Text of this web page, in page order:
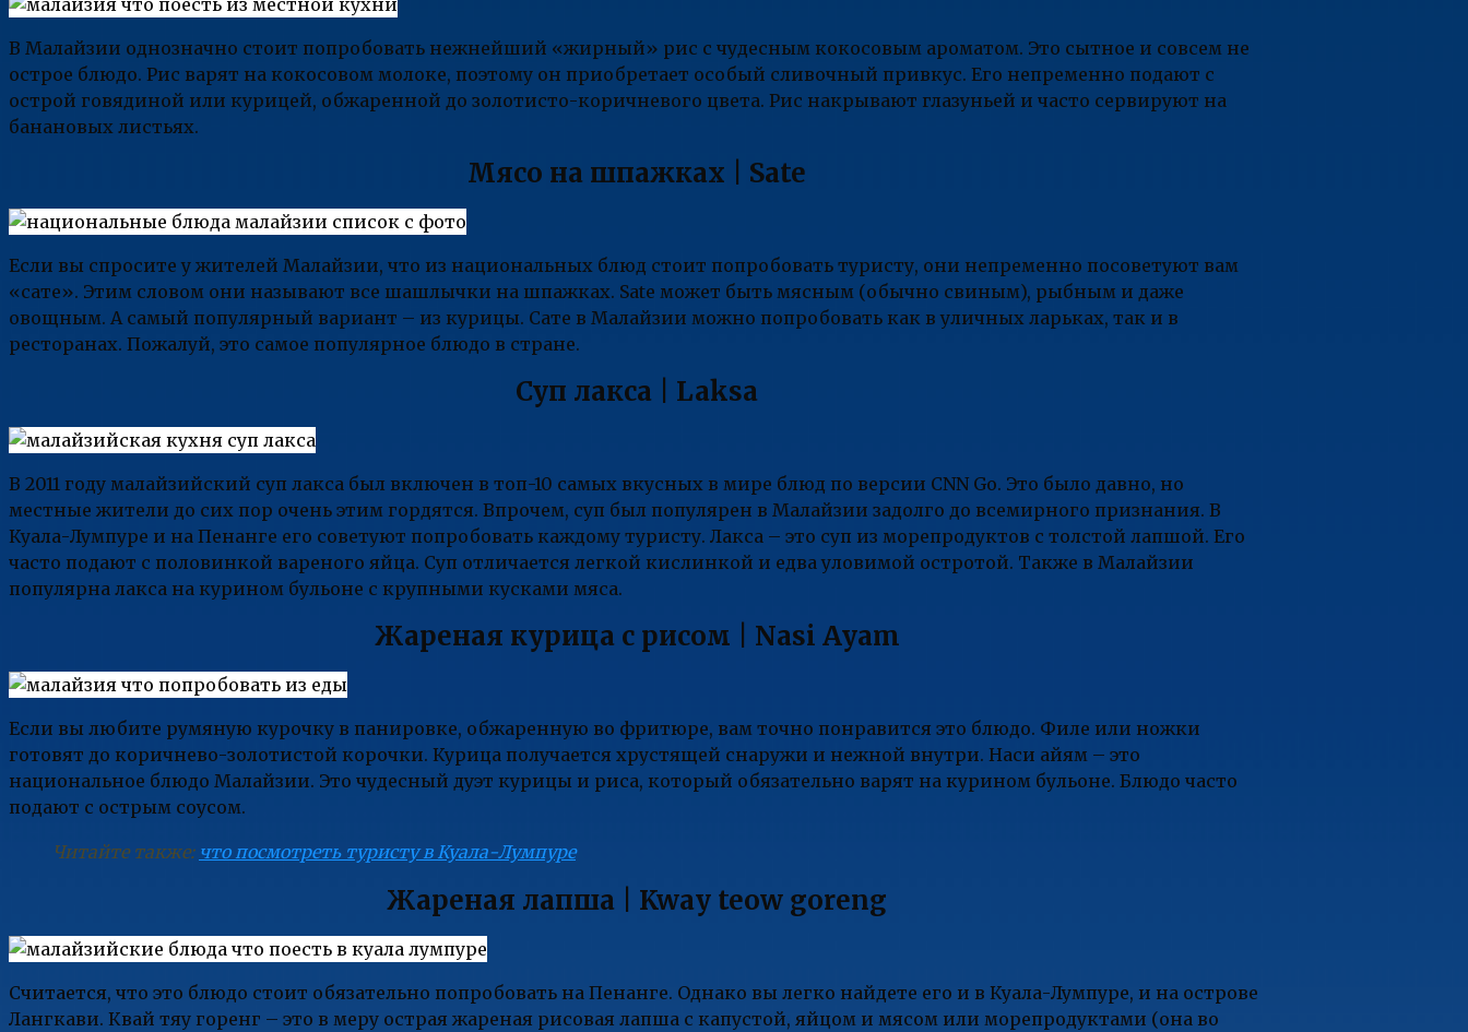
В Малайзии однозначно стоит попробовать нежнейший «жирный» рис с чудесным кокосовым ароматом. Это сытное и совсем не
острое блюдо. Рис варят на кокосовом молоке, поэтому он приобретает особый сливочный привкус. Его непременно подают с
острой говядиной или курицей, обжаренной до золотисто-коричневого цвета. Рис накрывают глазуньей и часто сервируют на
банановых листьях.
Мясо на шпажках | Sate
Если вы спросите у жителей Малайзии, что из национальных блюд стоит попробовать туристу, они непременно посоветуют вам
«сате». Этим словом они называют все шашлычки на шпажках. Sate может быть мясным (обычно свиным), рыбным и даже
овощным. А самый популярный вариант – из курицы. Сате в Малайзии можно попробовать как в уличных ларьках, так и в
ресторанах. Пожалуй, это самое популярное блюдо в стране.
Суп лакса | Laksa
В 2011 году малайзийский суп лакса был включен в топ-10 самых вкусных в мире блюд по версии CNN Go. Это было давно, но
местные жители до сих пор очень этим гордятся. Впрочем, суп был популярен в Малайзии задолго до всемирного признания. В
Куала-Лумпуре и на Пенанге его советуют попробовать каждому туристу. Лакса – это суп из морепродуктов с толстой лапшой. Его
часто подают с половинкой вареного яйца. Суп отличается легкой кислинкой и едва уловимой остротой. Также в Малайзии
популярна лакса на курином бульоне с крупными кусками мяса.
Жареная курица с рисом | Nasi Ayam
Если вы любите румяную курочку в панировке, обжаренную во фритюре, вам точно понравится это блюдо. Филе или ножки
готовят до коричнево-золотистой корочки. Курица получается хрустящей снаружи и нежной внутри. Наси айям – это
национальное блюдо Малайзии. Это чудесный дуэт курицы и риса, который обязательно варят на курином бульоне. Блюдо часто
подают с острым соусом.
Читайте также: что посмотреть туристу в Куала-Лумпуре
Жареная лапша | Kway teow goreng
Считается, что это блюдо стоит обязательно попробовать на Пенанге. Однако вы легко найдете его и в Куала-Лумпуре, и на острове
Лангкави. Квай тяу горенг – это в меру острая жареная рисовая лапша с капустой, яйцом и мясом или морепродуктами (она во